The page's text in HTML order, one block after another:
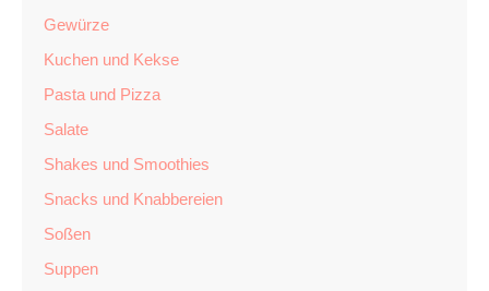
Gewürze
Kuchen und Kekse
Pasta und Pizza
Salate
Shakes und Smoothies
Snacks und Knabbereien
Soßen
Suppen